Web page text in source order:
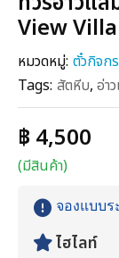
View Villa
หมวดหมู่: ตั๋วกิจก
Tags: สัตหีบ, อ่า
฿ 4,500
(มีสินค้า)
จองแบบ
ไฮไลท์